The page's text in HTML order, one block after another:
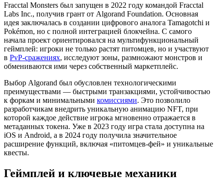
Fracctal Monsters был запущен в 2022 году командой Fracctal
Labs Inc., получив грант от Algorand Foundation. Основная
идея заключалась в создании цифрового аналога Tamagotchi и
Pokémon, но с полной интеграцией блокчейна. С самого
начала проект ориентировался на мультифункциональный
геймплей: игроки не только растят питомцев, но и участвуют
в PvP-сражениях, исследуют зоны, размножают монстров и
обмениваются ими через собственный маркетплейс.
Выбор Algorand был обусловлен технологическими
преимуществами — быстрыми транзакциями, устойчивостью
к форкам и минимальными комиссиями. Это позволило
разработчикам внедрить уникальную анимацию NFT, при
которой каждое действие игрока мгновенно отражается в
метаданных токена. Уже в 2023 году игра стала доступна на
iOS и Android, а в 2024 году получила значительное
расширение функций, включая «питомцев-фей» и уникальные
квесты.
Геймплей и ключевые механики